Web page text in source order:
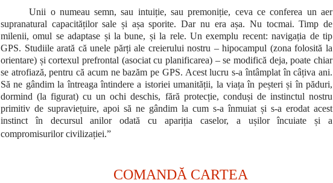
Unii o numeau semn, sau intuiție, sau premoniție, ceva ce conferea un aer
supranatural capacităților sale și așa sporite. Dar nu era așa. Nu tocmai. Timp de
milenii, omul se adaptase și la bune, și la rele. Un exemplu recent: navigația de tip
GPS. Studiile arată că unele părți ale creierului nostru – hipocampul (zona folosită la
orientare) și cortexul prefrontal (asociat cu planificarea) – se modifică deja, poate chiar
se atrofiază, pentru că acum ne bazăm pe GPS. Acest lucru s-a întâmplat în câțiva ani.
Să ne gândim la întreaga întindere a istoriei umanității, la viața în peșteri și în păduri,
dormind (la figurat) cu un ochi deschis, fără protecție, conduși de instinctul nostru
primitiv de supraviețuire, apoi să ne gândim la cum s-a înmuiat și s-a erodat acest
instinct în decursul anilor odată cu apariția caselor, a ușilor încuiate și a
compromisurilor civilizației.”
COMANDĂ CARTEA